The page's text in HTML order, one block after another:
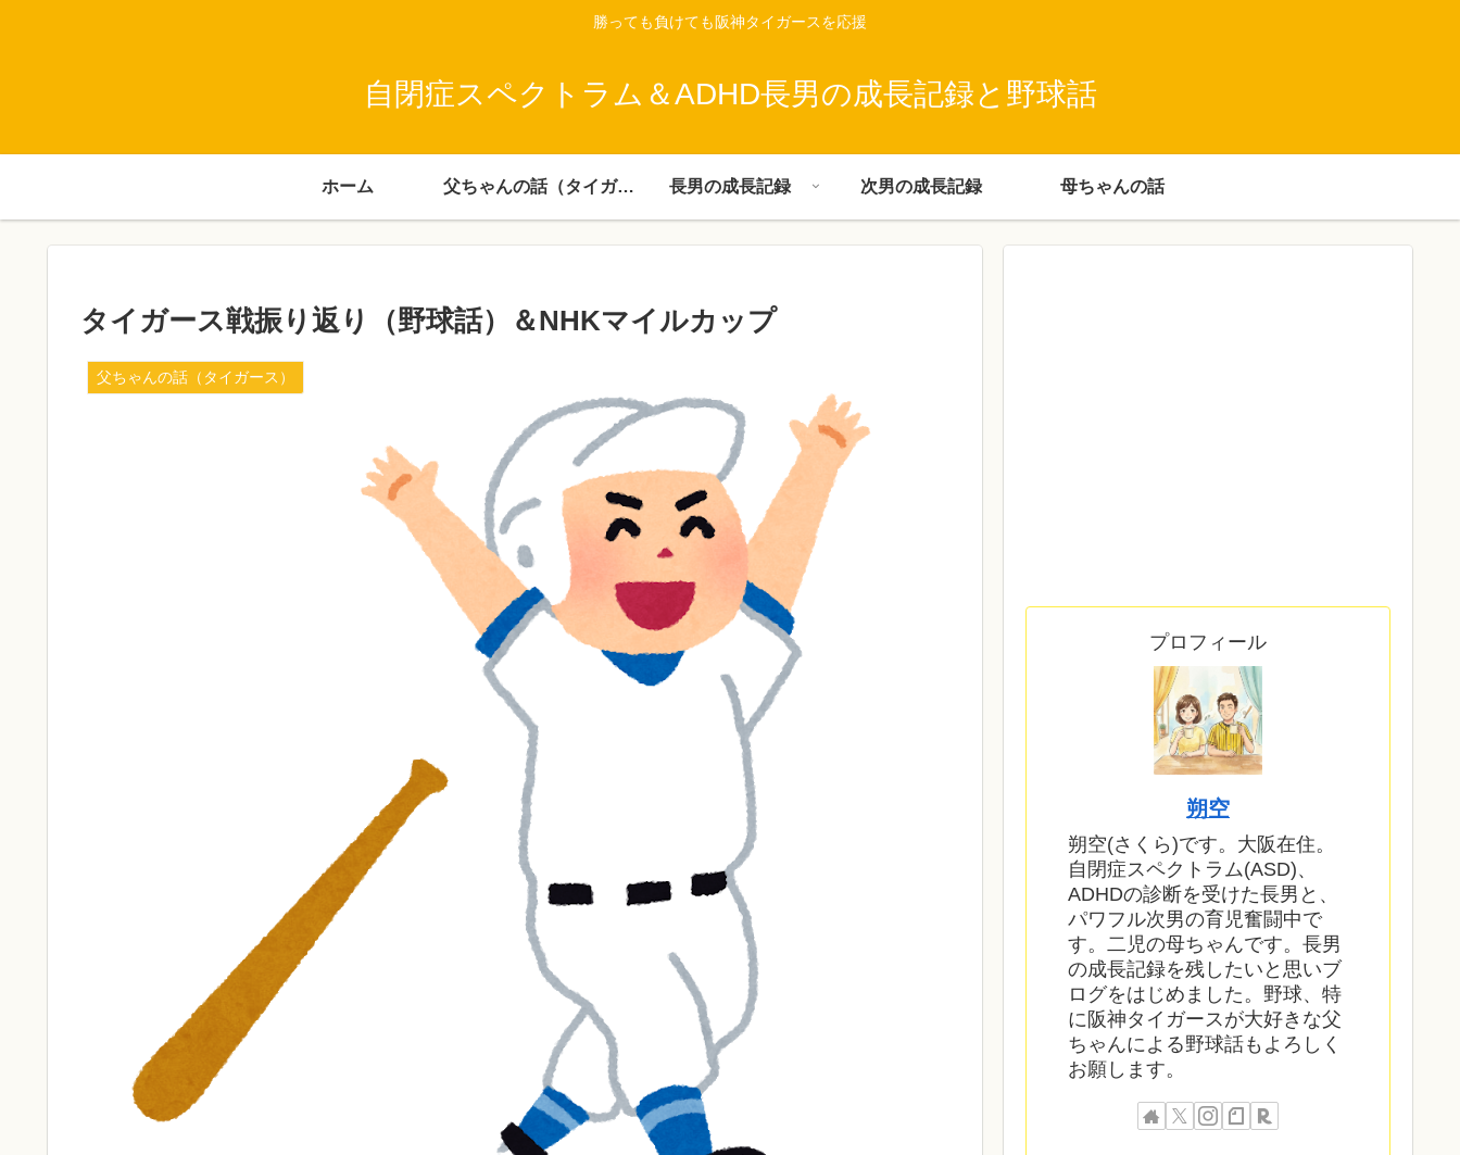
勝っても負けても阪神タイガースを応援
自閉症スペクトラム＆ADHD長男の成長記録と野球話
ホーム 父ちゃんの話（タイガース） 長男の成長記録 次男の成長記録 母ちゃんの話
タイガース戦振り返り（野球話）＆NHKマイルカップ
父ちゃんの話（タイガース）
プロフィール
朔空
朔空(さくら)です。大阪在住。
自閉症スペクトラム(ASD)、
ADHDの診断を受けた長男と、
パワフル次男の育児奮闘中で
す。二児の母ちゃんです。長男
の成長記録を残したいと思いブ
ログをはじめました。野球、特
に阪神タイガースが大好きな父
ちゃんによる野球話もよろしく
お願します。